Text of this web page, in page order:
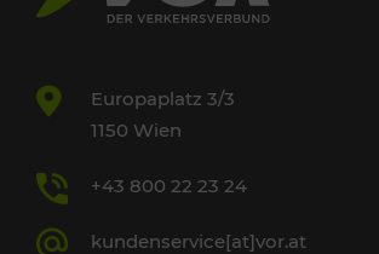
Europaplatz 3/3
1150 Wien
+43 800 22 23 24
kundenservice[at]vor.at